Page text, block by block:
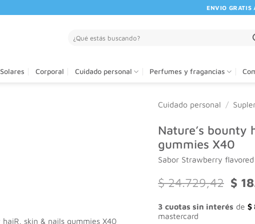
ENVIO GRATIS A
por:
Solares Corporal Cuidado personal Perfumes y fragancias
Cuidado personal /
Nature’s bounty
gummies X40
Sabor Strawberry flavored
$24.729,42 El
era:
$
3 cuotas sin interés de $
mastercard